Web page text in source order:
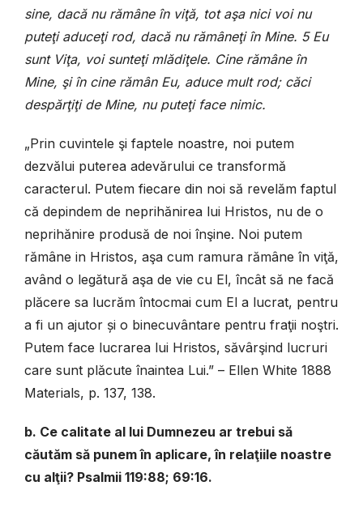
sine, dacă nu rămâne în viţă, tot aşa nici voi nu
puteţi aduceţi rod, dacă nu rămâneţi în Mine. 5 Eu
sunt Viţa, voi sunteţi mlădiţele. Cine rămâne în
Mine, şi în cine rămân Eu, aduce mult rod; căci
despărţiţi de Mine, nu puteţi face nimic.
„Prin cuvintele şi faptele noastre, noi putem
dezvălui puterea adevărului ce transformă
caracterul. Putem fiecare din noi să revelăm faptul
că depindem de neprihănirea lui Hristos, nu de o
neprihănire produsă de noi înşine. Noi putem
rămâne in Hristos, aşa cum ramura rămâne în viţă,
având o legătură aşa de vie cu El, încât să ne facă
plăcere sa lucrăm întocmai cum El a lucrat, pentru
a fi un ajutor și o binecuvântare pentru fraţii noştri.
Putem face lucrarea lui Hristos, săvârşind lucruri
care sunt plăcute înaintea Lui.” – Ellen White 1888
Materials, p. 137, 138.
b. Ce calitate al lui Dumnezeu ar trebui să
căutăm să punem în aplicare, în relaţiile noastre
cu alţii? Psalmii 119:88; 69:16.